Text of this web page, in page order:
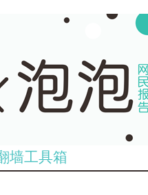
墙工具箱